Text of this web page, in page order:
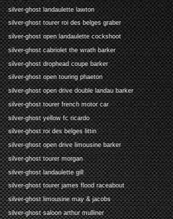
silver-ghost landaulette lawton
silver-ghost tourer roi des belges graber
silver-ghost open landaulette cockshoot
silver-ghost cabriolet the wrath barker
silver-ghost drophead coupe barker
silver-ghost open touring phaeton
silver-ghost open drive double landau barker
silver-ghost tourer french motor car
silver-ghost yellow fc ricardo
silver-ghost roi des belges littin
silver-ghost open drive limousine barker
silver-ghost tourer morgan
silver-ghost landaulette gill
silver-ghost tourer james flood raceabout
silver-ghost limousine may & jacobs
silver-ghost saloon arthur mulliner